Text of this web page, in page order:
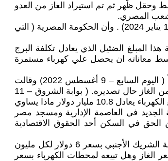
وحقل ظٌهر ثم تم استيراد الغاز من العدو
المصري.
- توجد مديونية متراكمة علي وزارة الكهرباء المصرية لصالح وزارة البترول المصرية بلغت 168 مليار جنيه بنهاية عام 2023( العربية نت – 14 يناير 2024) . وأن الحكومة المصرية ( التي
ان توفر منه الحكومة هذا المبلغ الضئيل الذي يعادل تكلفة البرج
المصري وسط معاناته ان يحصل علي كهرباء مستمرة
- تدعي الحكومة أن تخفيض استهلاك محطات الكهرباء من الغاز الطبيعي بنسبة 15% يمكن ان يوفر ما بين 400-450 مليون دولار شهرياً ( اليوم السابع – 9 أغسطس 2022) وقالت
وزارة الكهرباء إنها تسعى لتخفيض استهلاك المحطات من الغاز بنحو 15 مليون متر مكعب يوميا.. و30 دولارا سعر المليون وحدة حرارية من الغاز حال تصديره. ( بوابة الشروق – 11
أغسطس 2022) ولكن الحقيقة أن سعر الغاز الطبيعي الان لا يتجاوز 1.988 دولار للمليون وحدة حرارية . وإذا صدقت هذه الإرقام فإن قطع الكهرباء يعادل 10.8 مليار دولار ماذا يساوي
الجديد في العاصمة الإدارية ومسجد مصر
في السكن أحد الحقوق الاقتصادية
- تدعي الحكومة إنها تبيع الغاز الطبيعي لمحطات توليد الكهرباء بسعر مدعم وهو 3 دولار لكل مليون وحدة حرارية وانها تضطر لشراء حصة الشريك الأجنبي بسعر 6 دولار لكل مليون
. لماذا تبالغ الحكومة في سعر الغاز وهل تبيعه لمحطات الكهرباء بسعر